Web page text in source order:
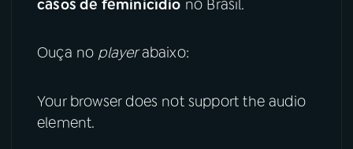
Instagram
casos de feminicídio no Brasil.
Ouça no playerabaixo:
Your browser does not support the audio
element.